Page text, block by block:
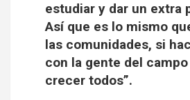
estudiar y dar un extra
Así que es lo mismo
las comunidades, si
con la gente del
crecer todos”.